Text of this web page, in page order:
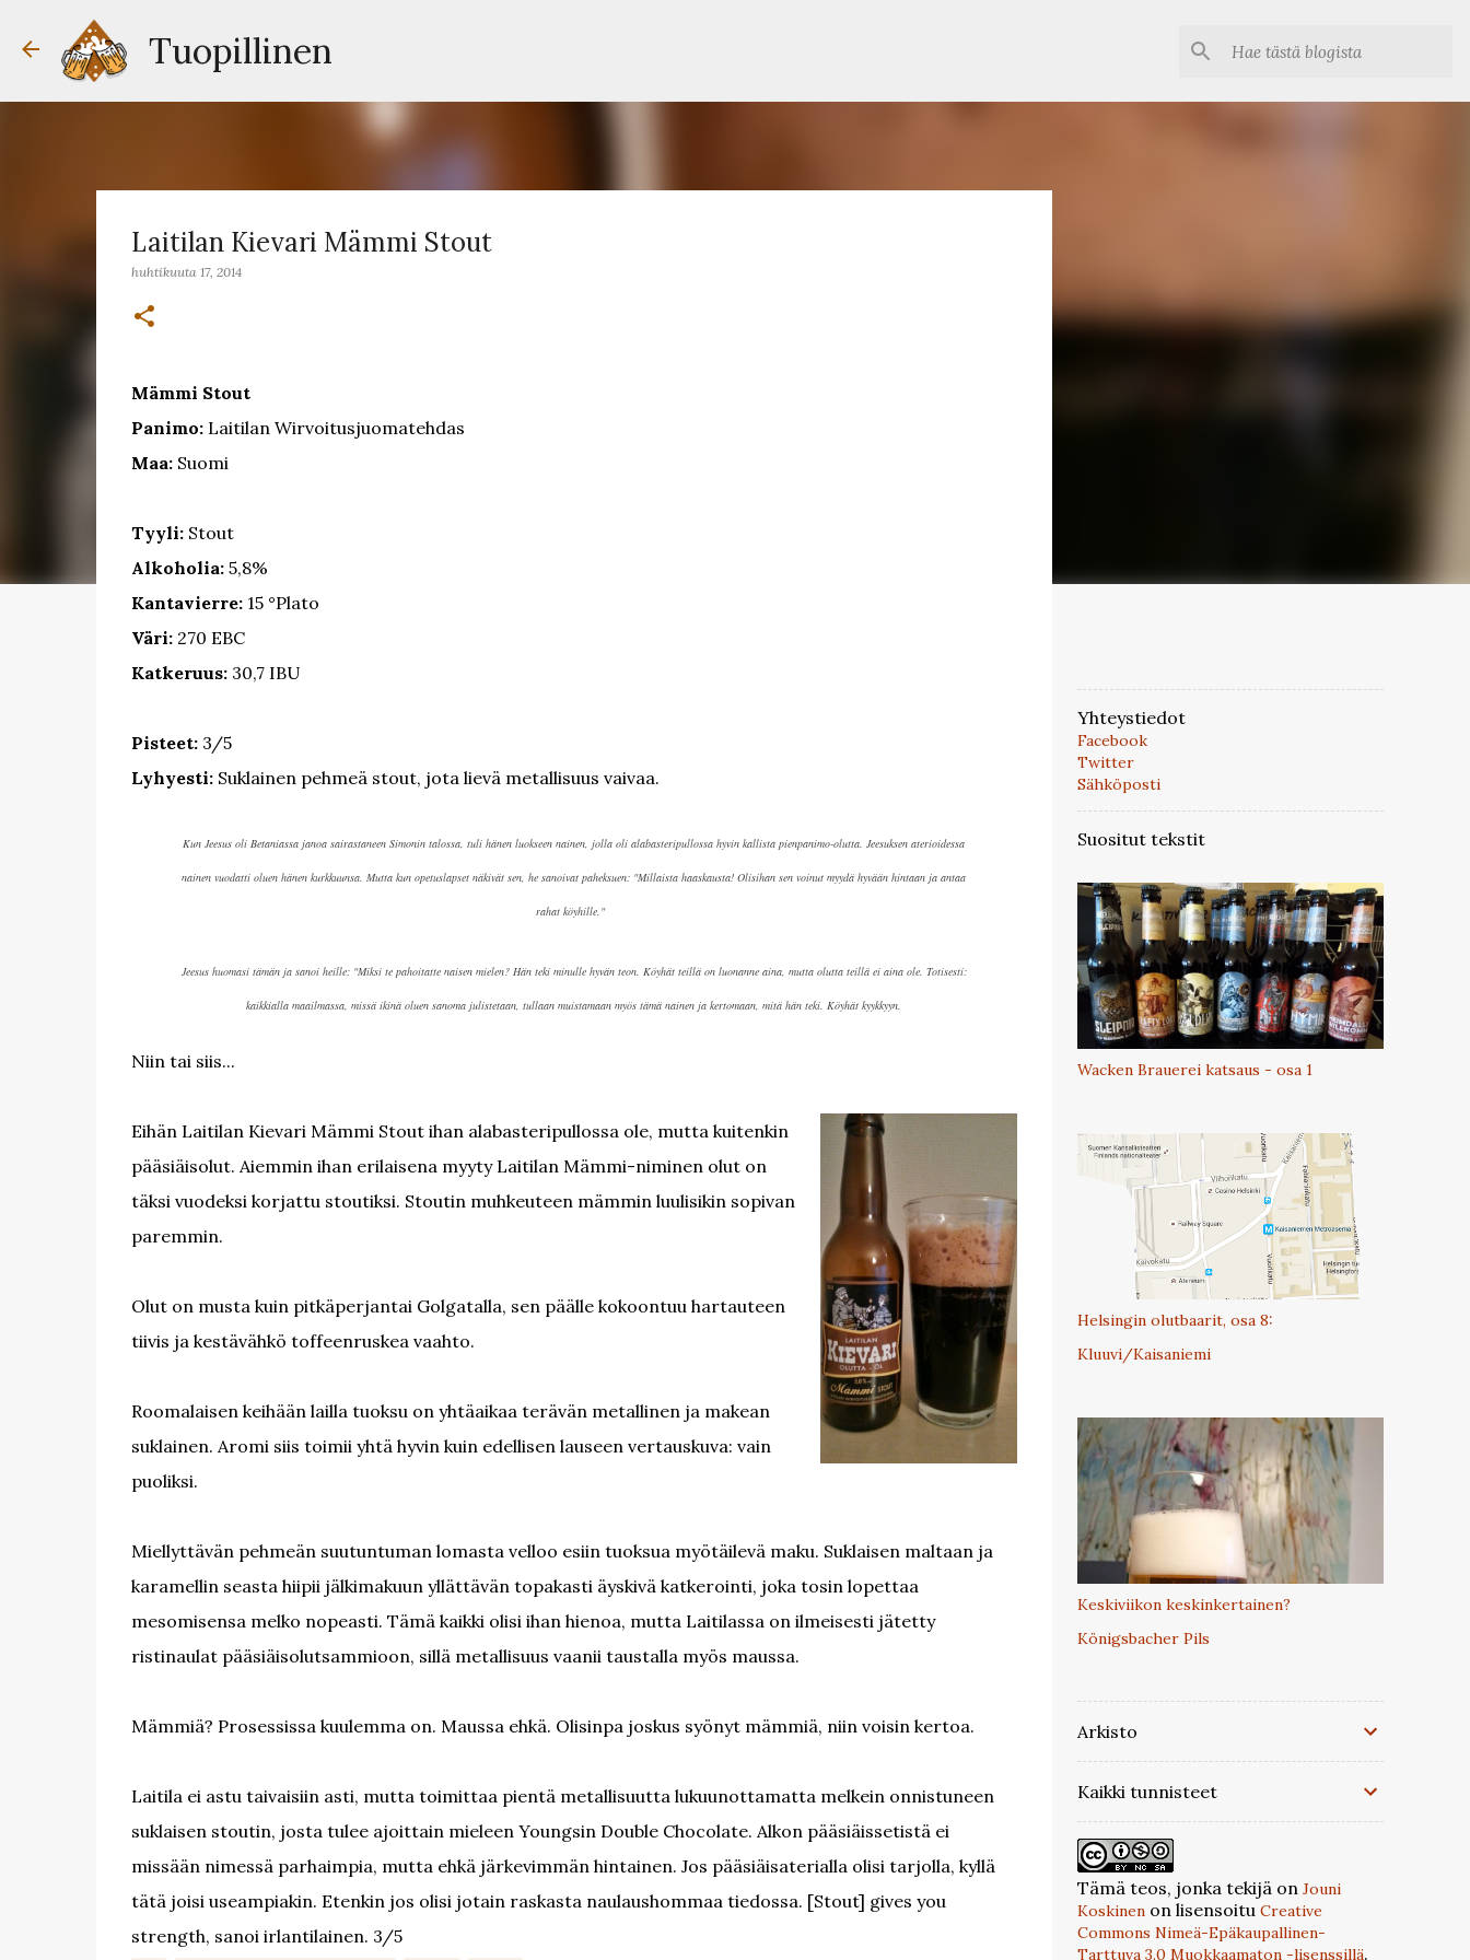
Tuopillinen
Laitilan Kievari Mämmi Stout
huhtikuuta 17, 2014
Mämmi Stout
Panimo: Laitilan Wirvoitusjuomatehdas
Maa: Suomi
Tyyli:Stout
Alkoholia: 5,8%
Kantavierre: 15 °Plato
Väri: 270 EBC
Katkeruus: 30,7 IBU
Pisteet: 3/5
Lyhyesti:Suklainen pehmeä stout, jota lievä metallisuus vaivaa.
Kun Jeesus oli Betaniassa janoa sairastaneen Simonin talossa, tuli hänen luokseen nainen, jolla oli alabasteripullossa hyvin kallista pienpanimo-olutta. Jeesuksen aterioidessa
nainen vuodatti oluen hänen kurkkuunsa. Mutta kun opetuslapset näkivät sen, he sanoivat paheksuen: "Millaista haaskausta! Olisihan sen voinut myydä hyvään hintaan ja antaa
rahat köyhille."
Jeesus huomasi tämän ja sanoi heille: "Miksi te pahoitatte naisen mielen? Hän teki minulle hyvän teon. Köyhät teillä on luonanne aina, mutta olutta teillä ei aina ole. Totisesti:
kaikkialla maailmassa, missä ikinä oluen sanoma julistetaan, tullaan muistamaan myös tämä nainen ja kertomaan, mitä hän teki. Köyhät kyykkyyn.
Niin tai siis...
Eihän Laitilan Kievari Mämmi Stout ihan alabasteripullossa ole, mutta kuitenkin
pääsiäisolut. Aiemmin ihan erilaisena myyty Laitilan Mämmi-niminen olut on
täksi vuodeksi korjattu stoutiksi. Stoutin muhkeuteen mämmin luulisikin sopivan
paremmin.
Olut on musta kuin pitkäperjantai Golgatalla, sen päälle kokoontuu hartauteen
tiivis ja kestävähkö toffeenruskea vaahto.
Roomalaisen keihään lailla tuoksu on yhtäaikaa terävän metallinen ja makean
suklainen. Aromi siis toimii yhtä hyvin kuin edellisen lauseen vertauskuva: vain
puoliksi.
Miellyttävän pehmeän suutuntuman lomasta velloo esiin tuoksua myötäilevä maku. Suklaisen maltaan ja
karamellin seasta hiipii jälkimakuun yllättävän topakasti äyskivä katkerointi, joka tosin lopettaa
mesomisensa melko nopeasti. Tämä kaikki olisi ihan hienoa, mutta Laitilassa on ilmeisesti jätetty
ristinaulat pääsiäisolutsammioon, sillä metallisuus vaanii taustalla myös maussa.
Mämmiä? Prosessissa kuulemma on. Maussa ehkä. Olisinpa joskus syönyt mämmiä, niin voisin kertoa.
Laitila ei astu taivaisiin asti, mutta toimittaa pientä metallisuutta lukuunottamatta melkein onnistuneen
suklaisen stoutin, josta tulee ajoittain mieleen Youngsin Double Chocolate. Alkon pääsiäissetistä ei
missään nimessä parhaimpia, mutta ehkä järkevimmän hintainen. Jos pääsiäisaterialla olisi tarjolla, kyllä
tätä joisi useampiakin. Etenkin jos olisi jotain raskasta naulaushommaa tiedossa. [Stout] gives you
strength, sanoi irlantilainen. 3/5
Yhteystiedot
Facebook
Twitter
Sähköposti
Suositut tekstit
Wacken Brauerei katsaus - osa 1
Helsingin olutbaarit, osa 8:
Kluuvi/Kaisaniemi
Keskiviikon keskinkertainen?
Königsbacher Pils
Arkisto
Kaikki tunnisteet
Tämä teos, jonka tekijä on Jouni
Koskinenon lisensoitu Creative
Commons Nimeä-Epäkaupallinen-
Tarttuva 3.0 Muokkaamaton -lisenssillä.